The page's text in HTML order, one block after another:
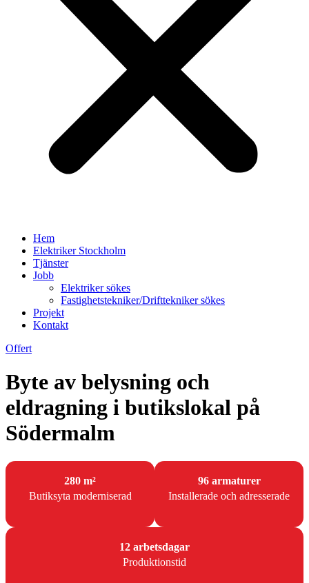
Hem
Elektriker Stockholm
Tjänster
Jobb
Elektriker sökes
Fastighetstekniker/Drifttekniker sökes
Projekt
Kontakt
Offert
Byte av belysning och
eldragning i butikslokal på
Södermalm
280 m²
Butiksyta moderniserad
96 armaturer
Installerade och adresserade
12 arbetsdagar
Produktionstid